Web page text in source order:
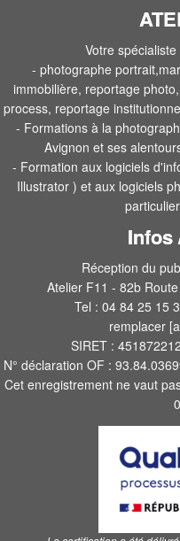
Votre
- photographe
immobilière, reportage
process, reportage
- Formations à la
Avignon et ses
- Formation aux logiciels
Illustrator ) et aux logiciels
Infos
Réception du
Atelier F11 - 82b
Tel : 04 84 25 15
remplacer
SIRET :
N° déclaration OF :
Cet enregistrement ne vaut